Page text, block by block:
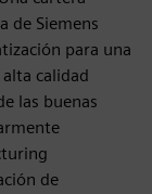
de Siemens
para una
calidad
las buenas
de